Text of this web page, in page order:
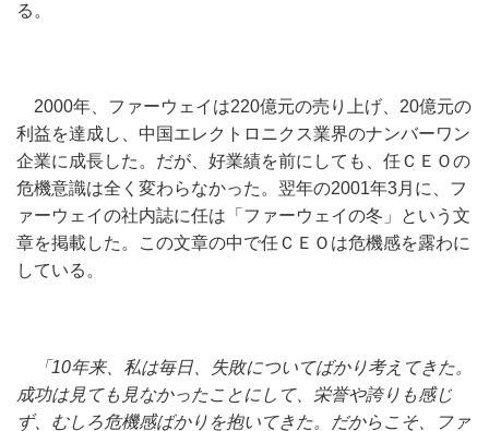
る。
2000年、ファーウェイは220億元の売り上げ、20億元の
利益を達成し、中国エレクトロニクス業界のナンバーワン
企業に成長した。だが、好業績を前にしても、任ＣＥＯの
危機意識は全く変わらなかった。翌年の2001年3月に、フ
ァーウェイの社内誌に任は「ファーウェイの冬」という文
章を掲載した。この文章の中で任ＣＥＯは危機感を露わに
している。
「 10年来、私は毎日、失敗についてばかり考えてきた。
成功は見ても見なかったことにして、栄誉や誇りも感じ
ず、むしろ危機感ばかりを抱いてきた。だからこそ、ファ